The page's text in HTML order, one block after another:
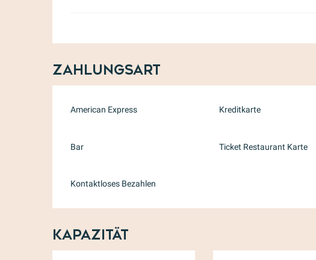
Zahlungsart
American Express Kreditkarte
Bar Ticket Restaurant Karte
Kontaktloses Bezahlen
Kapazität